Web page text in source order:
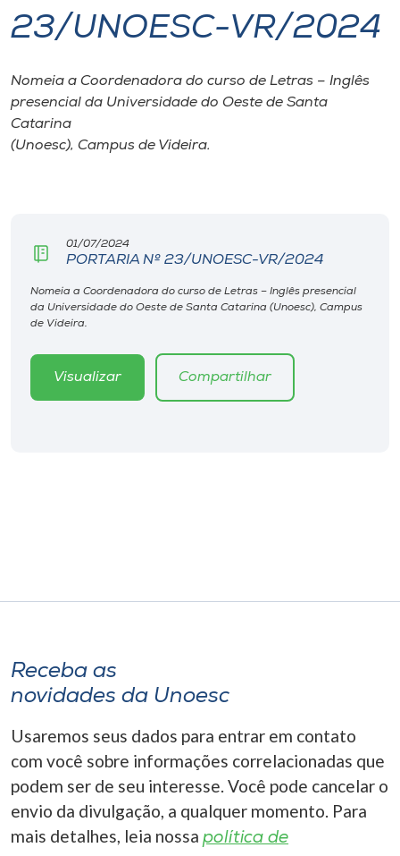
I.nova
Diplomados
Cultura
Biblioteca
Editora
Rádio
A+
23/UNOESC-VR/2024
Nomeia a Coordenadora do curso de Letras – Inglês
presencial da Universidade do Oeste de Santa
Catarina
(Unoesc), Campus de Videira.
01/07/2024
PORTARIA Nº 23/UNOESC-VR/2024
Nomeia a Coordenadora do curso de Letras – Inglês presencial
da Universidade do Oeste de Santa Catarina (Unoesc), Campus
de Videira.
Visualizar Compartilhar
Receba as
novidades da Unoesc
Usaremos seus dados para entrar em contato
com você sobre informações correlacionadas que
podem ser de seu interesse. Você pode cancelar o
envio da divulgação, a qualquer momento. Para
mais detalhes, leia nossa política de